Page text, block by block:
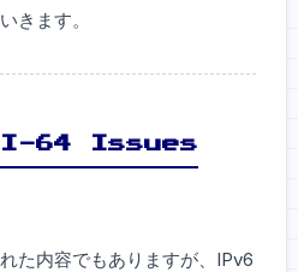
きます。
64 Issues
た内容でもありますが、IPv6